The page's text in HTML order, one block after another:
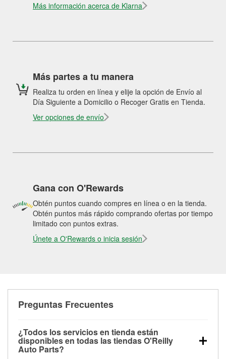
Más información acerca de Klarna
Más partes a tu manera
Realiza tu orden en línea y elije la opción de Envío al
Día Siguiente a Domicilio o Recoger Gratis en Tienda.
Ver opciones de envío
Gana con O'Rewards
Obtén puntos cuando compres en línea o en la tienda.
Obtén puntos más rápido comprando ofertas por tiempo
limitado con puntos extras.
Únete a O'Rewards o inicia sesión
Preguntas Frecuentes
¿Todos los servicios en tienda están
disponibles en todas las tiendas O'Reilly
Auto Parts?